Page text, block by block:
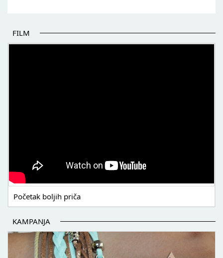
FILM
Početak boljih priča
KAMPANJA